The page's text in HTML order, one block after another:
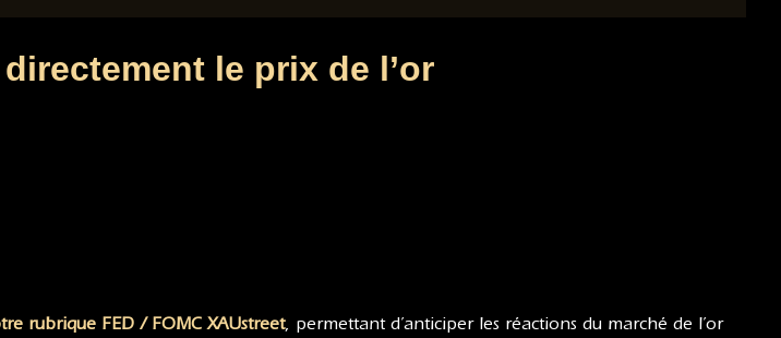
le prix de l’or
rubrique FED / FOMC XAUstreet, permettant d’anticiper les réactions du marché de l’or